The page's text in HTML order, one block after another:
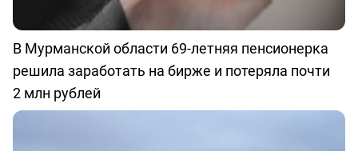
В Мурманской области 69-летняя пенсионерка
решила заработать на бирже и потеряла почти
2 млн рублей